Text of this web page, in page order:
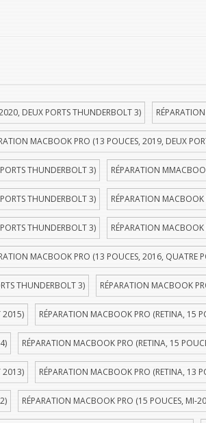
DEUX PORTS THUNDERBOLT 3)
MACBOOK PRO (13 POUCES, 2019, DEUX
THUNDERBOLT 3) RÉPARATION
THUNDERBOLT 3) RÉPARATION
THUNDERBOLT 3) RÉPARATION
MACBOOK PRO (13 POUCES, 2016, QUATRE
THUNDERBOLT 3) RÉPARATION MACBOOK
2015) RÉPARATION MACBOOK PRO (RETINA, 15
RÉPARATION MACBOOK PRO (RETINA, 15
2013) RÉPARATION MACBOOK PRO (RETINA, 13
RÉPARATION MACBOOK PRO (15 POUCES, MI-